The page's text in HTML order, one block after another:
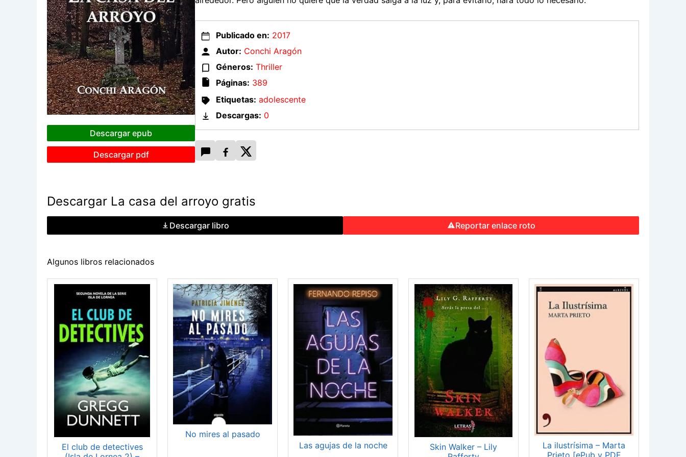
Descargar epub
Descargar pdf
Publicado en: 2017
Autor: Conchi Aragón
Géneros: Thriller
Páginas: 389
Etiquetas: adolescente
Descargas: 0
Descargar La casa del arroyo gratis
Descargar libro Reportar enlace roto
Algunos libros relacionados
El club de detectives
No mires al pasado
Las agujas de la noche
Skin Walker – Lily
La ilustrísima – Marta